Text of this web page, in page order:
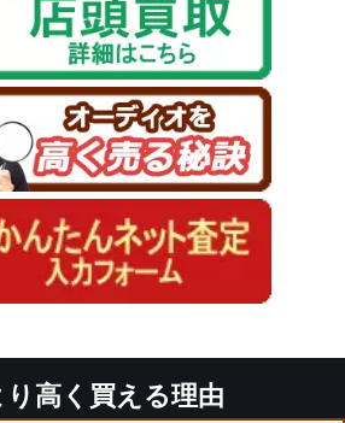
り高く買える理由